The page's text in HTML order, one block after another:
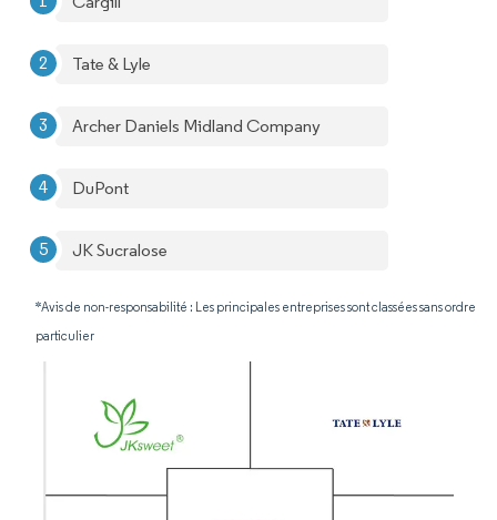
Tate & Lyle
Archer Daniels Midland Company
DuPont
JK Sucralose
*Avis de non-responsabilité : Les principales entreprises sont classées sans ordre
particulier